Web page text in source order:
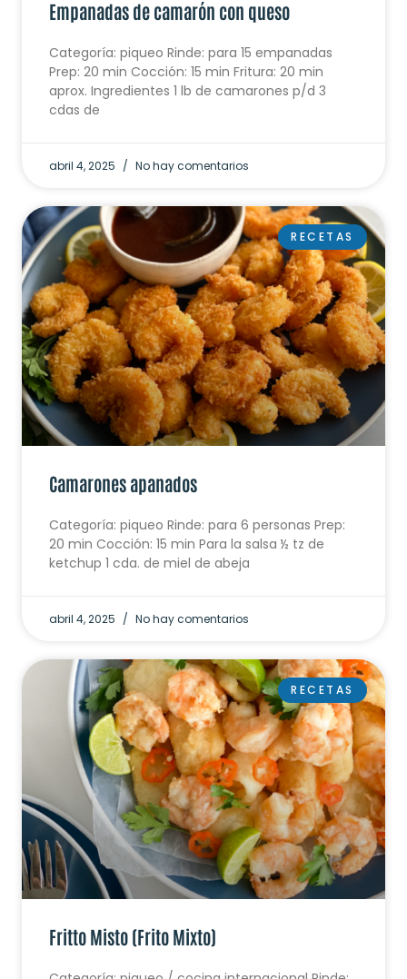
Empanadas de camarón con queso
Categoría: piqueo Rinde: para 15 empanadas
Prep: 20 min Cocción: 15 min Fritura: 20 min
aprox. Ingredientes 1 lb de camarones p/d 3
cdas de
abril 4, 2025 No hay comentarios
RECETAS
Camarones apanados
Categoría: piqueo Rinde: para 6 personas Prep:
20 min Cocción: 15 min Para la salsa ½ tz de
ketchup 1 cda. de miel de abeja
abril 4, 2025 No hay comentarios
RECETAS
Fritto Misto (Frito Mixto)